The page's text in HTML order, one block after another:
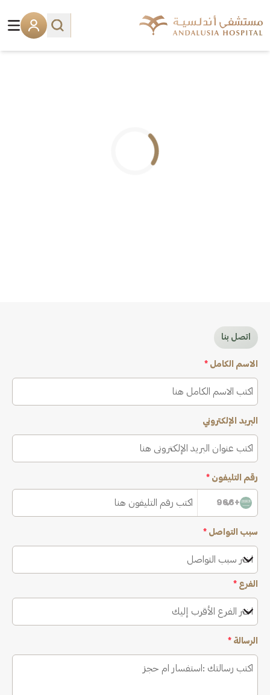
اتصل بنا
الاسم الكامل *
البريد الإلكتروني
رقم التليفون *
+966
سبب التواصل *
اختر سبب التواصل
الفرع *
اختر الفرع الأقرب إليك
الرسالة *